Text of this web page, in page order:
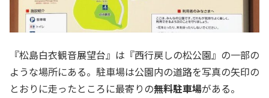
『松島白衣観音展望台』は『西行戻しの松公園』の一部の
ような場所にある。駐車場は公園内の道路を写真の矢印の
とおりに走ったところに最寄りの無料駐車場がある。